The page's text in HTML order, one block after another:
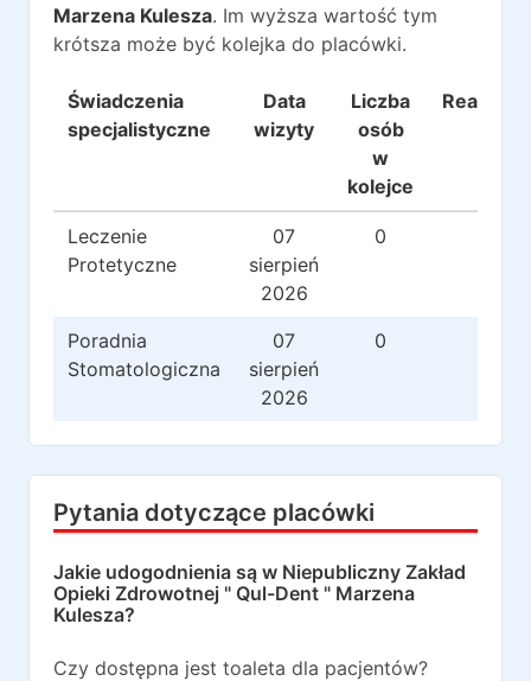
Marzena Kulesza. Im wyższa wartość tym
krótsza może być kolejka do placówki.
Świadczenia
specjalistyczne
Data
wizyty
Liczba
osób
w
kolejce
Leczenie
Protetyczne
07
sierpień
2026
0
Poradnia
Stomatologiczna
07
sierpień
2026
0
Pytania dotyczące placówki
Jakie udogodnienia są w Niepubliczny Zakład
Opieki Zdrowotnej " Qul-Dent " Marzena
Kulesza?
Czy dostępna jest toaleta dla pacjentów?